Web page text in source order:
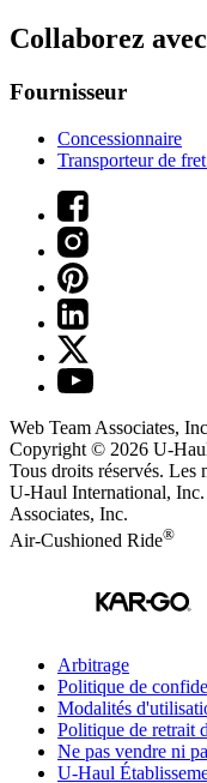
Collaborez
Fournisseur
Concessionnaire
Transporteur de
Web Team Associates,
Copyright © 2026 U-
Tous droits réservés. Les
U-Haul International, Inc.
Associates, Inc.
Air-Cushioned Ride®
Arbitrage
Politique de
Modalités
Politique de retrait
Ne pas vendre ni
U-Haul